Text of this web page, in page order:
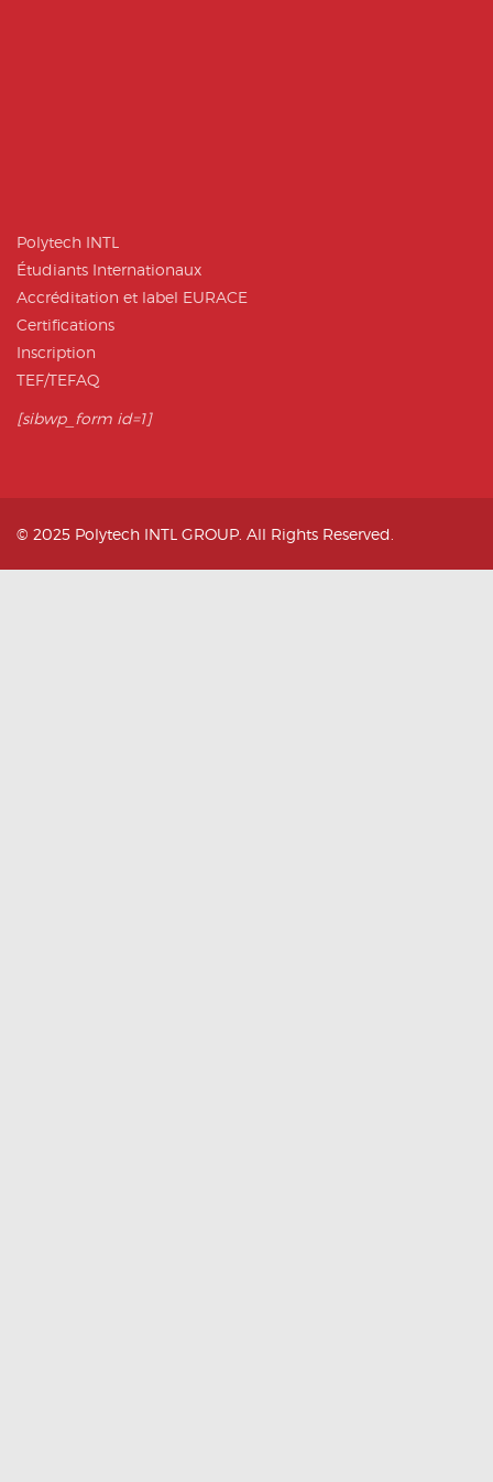
Polytech INTL
Étudiants Internationaux
Accréditation et label EURACE
Certifications
Inscription
TEF/TEFAQ
[sibwp_form id=1]
© 2025 Polytech INTL GROUP. All Rights Reserved.